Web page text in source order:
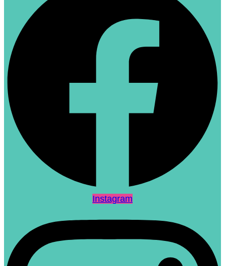
Instagram